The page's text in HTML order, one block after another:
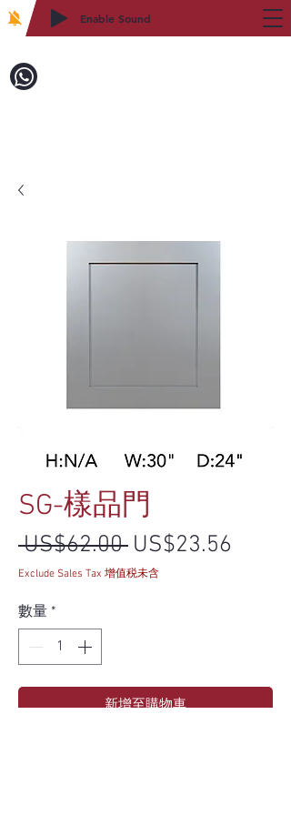
Enable Sound
SG-樣品門
US$62.00 一般價格
US$23.56
Exclude Sales Tax 增值税未含
數量 *
新增至購物車